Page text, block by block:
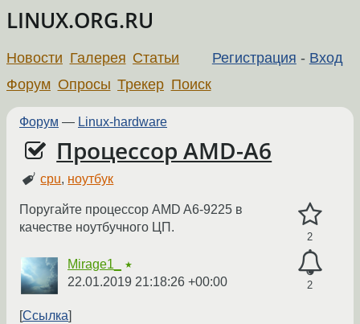
LINUX.ORG.RU
Регистрация - Вход
Новости Галерея Статьи
Форум Опросы Трекер Поиск
Форум — Linux-hardware
Процессор AMD-A6
cpu, ноутбук
2
2
Поругайте процессор AMD A6-9225 в
качестве ноутбучного ЦП.
Mirage1_ ★
22.01.2019 21:18:26 +00:00
Ссылка